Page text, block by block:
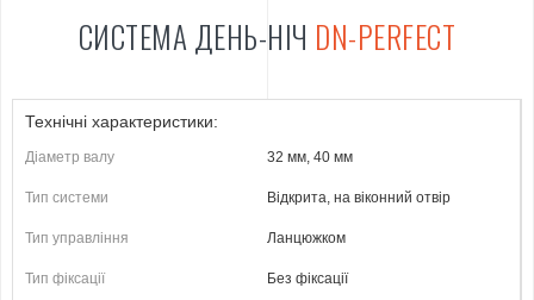
СИСТЕМА ДЕНЬ-НІЧ DN-PERFECT
Технічні характеристики:
Діаметр валу 32 мм, 40 мм
Тип системи Відкрита, на віконний отвір
Тип управління Ланцюжком
Тип фіксації Без фіксації